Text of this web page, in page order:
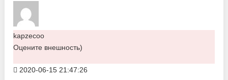
kapzecoo
Оцените внешность)
2020-06-15 21:47:26